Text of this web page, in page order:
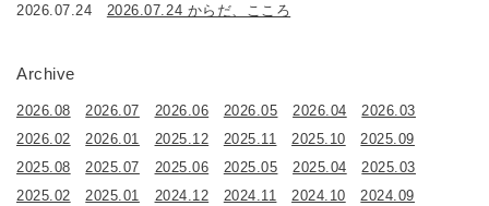
2026.07.24
2026.07.24 からだ、こころ
Archive
2026.08 2026.07 2026.06 2026.05 2026.04
2026.03
2026.02
2026.01 2025.12 2025.11 2025.10
2025.09
2025.08
2025.07 2025.06 2025.05 2025.04
2025.03
2025.02
2025.01 2024.12 2024.11 2024.10
2024.09